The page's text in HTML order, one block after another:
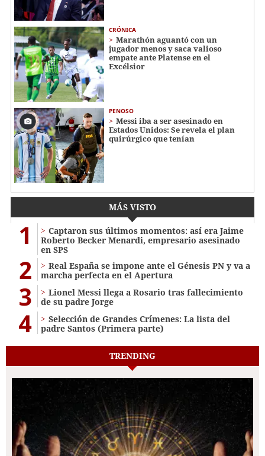
CRÓNICA
Marathón aguantó con un
jugador menos y saca valioso
empate ante Platense en el
Excélsior
PENOSO
Messi iba a ser asesinado en
Estados Unidos: Se revela el plan
quirúrgico que tenían
MÁS VISTO
1
Captaron sus últimos momentos: así era Jaime
Roberto Becker Menardi​​​, empresario asesinado
en SPS
2
Real España se impone ante el Génesis PN y va a
marcha perfecta en el Apertura
3
Lionel Messi llega a Rosario tras fallecimiento
de su padre Jorge
4
Selección de Grandes Crímenes: La lista del
padre Santos (Primera parte)
TRENDING